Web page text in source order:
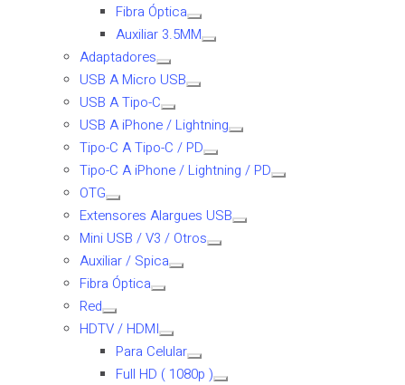
Fibra Óptica
Auxiliar 3.5MM
Adaptadores
USB A Micro USB
USB A Tipo-C
USB A iPhone / Lightning
Tipo-C A Tipo-C / PD
Tipo-C A iPhone / Lightning / PD
OTG
Extensores Alargues USB
Mini USB / V3 / Otros
Auxiliar / Spica
Fibra Óptica
Red
HDTV / HDMI
Para Celular
Full HD ( 1080p )